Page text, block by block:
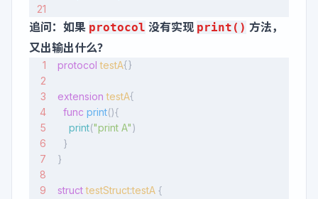
追问：如果 protocol 没有实现 print() 方法，
又出输出什么？
protocol testA{}
extension testA{
  func
print(){
    print
("print A")
  }
}
struct testStruct:testA {